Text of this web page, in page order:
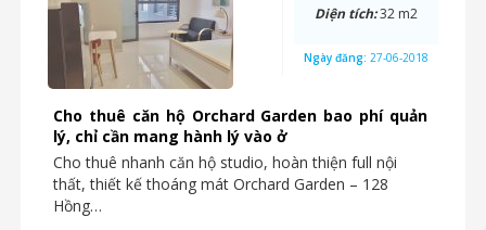
Cho thuê căn hộ Orchard Garden bao phí quản
lý, chỉ cần mang hành lý vào ở
Cho thuê nhanh căn hộ studio, hoàn thiện full nội
thất, thiết kế thoáng mát Orchard Garden – 128
Hồng…
Diện tích:32 m2
Ngày đăng: 27-06-2018